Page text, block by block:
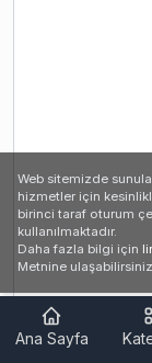
Ana Sayfa
Web sitemizde
hizmetler için
birinci taraf oturum
kullanılmaktadır.
Daha fazla bilgi için
Metnine